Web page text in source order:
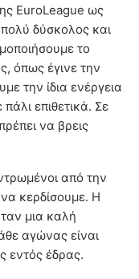
EuroLeague ως
δύσκολος και
το
όπως έγινε την
την ίδια ενέργεια
επιθετικά. Σε
να βρεις
από την
κερδίσουμε. Η
μια καλή
αγώνας είναι
εντός έδρας.